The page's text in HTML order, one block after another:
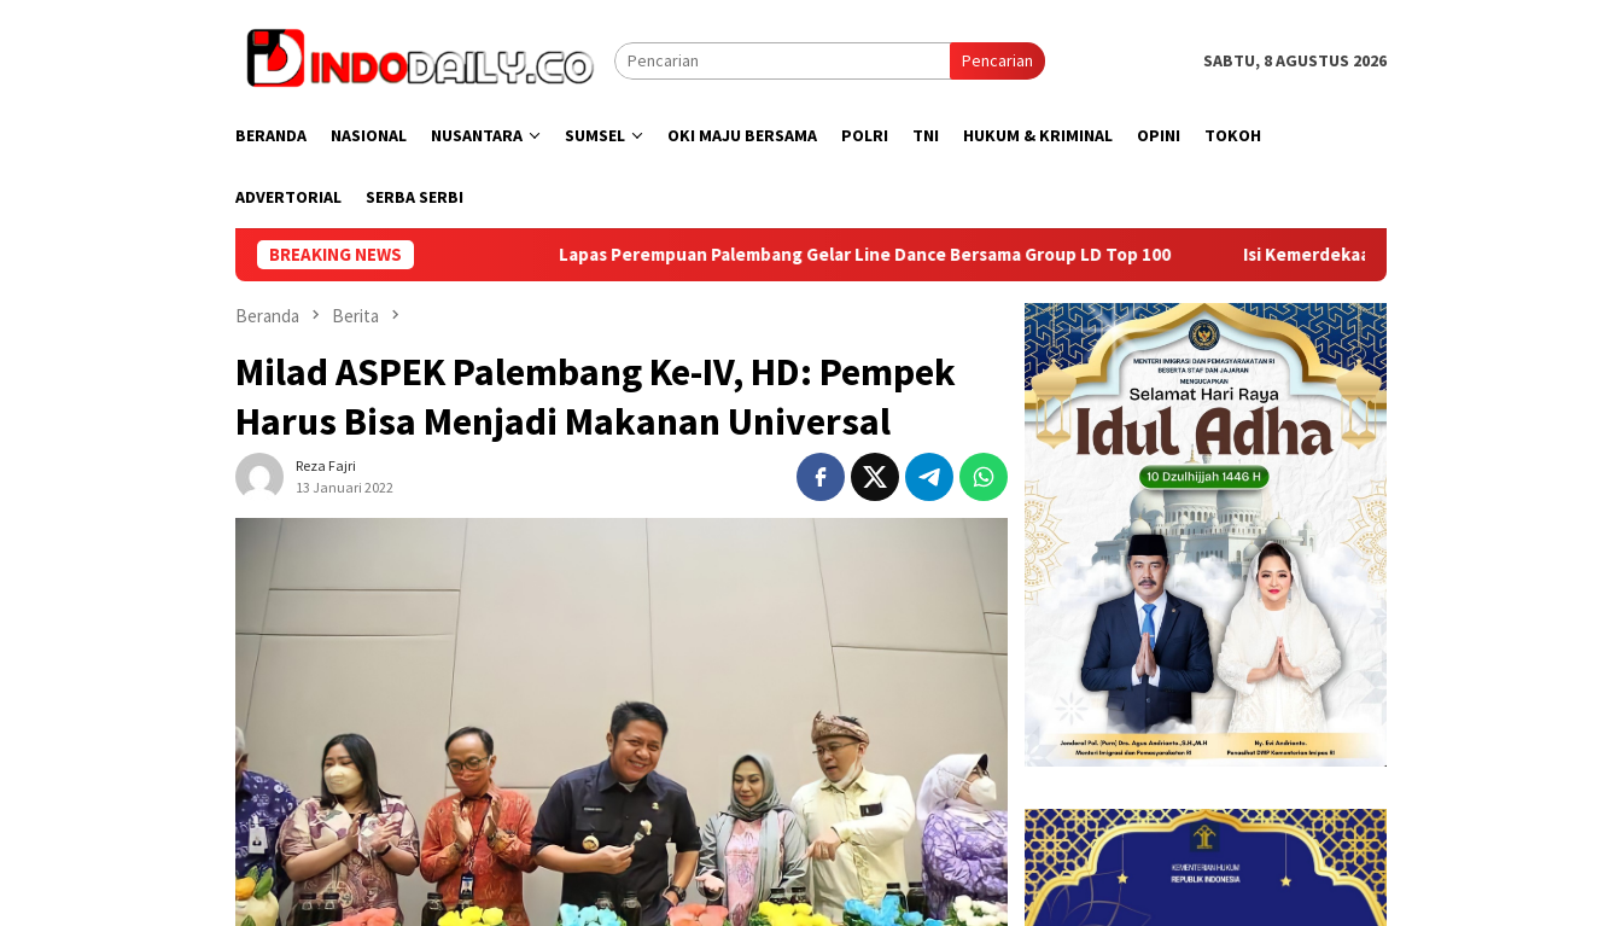
Pencarian SABTU, 8 AGUSTUS 2026
BERANDA NASIONAL NUSANTARA SUMSEL OKI MAJU BERSAMA POLRI TNI HUKUM & KRIMINAL OPINI TOKOH
ADVERTORIAL SERBA SERBI
BREAKING NEWSLapas Perempuan Palembang Gelar Line Dance Bersama Group LD Top 100 Isi Kemerdekaan dengan Kepedulian, Lapas Sekayu Berbagi di Panti
Beranda Berita
Milad ASPEK Palembang Ke-IV, HD: Pempek
Harus Bisa Menjadi Makanan Universal
Reza Fajri
13 Januari 2022